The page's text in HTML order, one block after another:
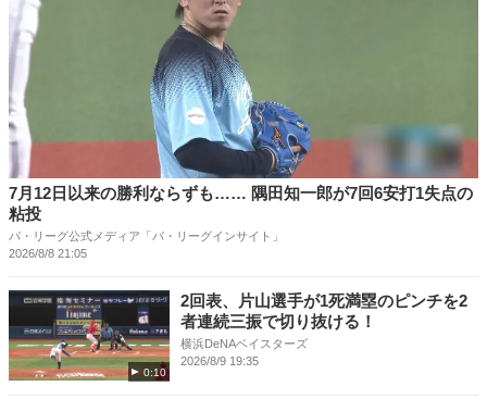
7月12日以来の勝利ならずも…… 隅田知一郎が7回6安打1失点の
粘投
パ・リーグ公式メディア「パ・リーグインサイト」
2026/8/8 21:05
0:10
2回表、片山選手が1死満塁のピンチを2
者連続三振で切り抜ける！
横浜DeNAベイスターズ
2026/8/9 19:35